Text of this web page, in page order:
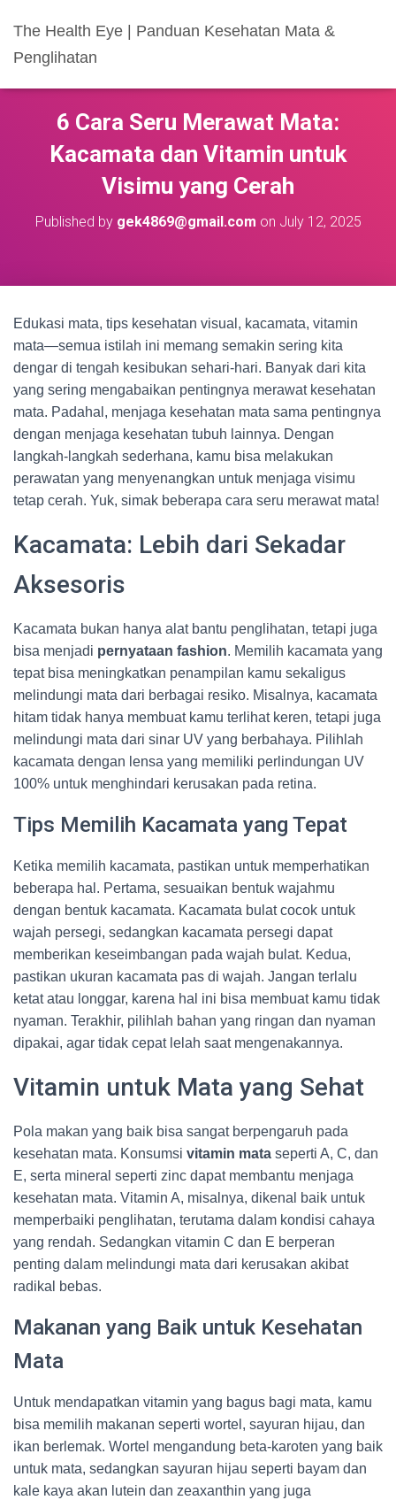
The Health Eye | Panduan Kesehatan Mata &
Penglihatan
6 Cara Seru Merawat Mata:
Kacamata dan Vitamin untuk
Visimu yang Cerah
Published by gek4869@gmail.com on July 12, 2025
Edukasi mata, tips kesehatan visual, kacamata, vitamin
mata—semua istilah ini memang semakin sering kita
dengar di tengah kesibukan sehari-hari. Banyak dari kita
yang sering mengabaikan pentingnya merawat kesehatan
mata. Padahal, menjaga kesehatan mata sama pentingnya
dengan menjaga kesehatan tubuh lainnya. Dengan
langkah-langkah sederhana, kamu bisa melakukan
perawatan yang menyenangkan untuk menjaga visimu
tetap cerah. Yuk, simak beberapa cara seru merawat mata!
Kacamata: Lebih dari Sekadar
Aksesoris
Kacamata bukan hanya alat bantu penglihatan, tetapi juga
bisa menjadi pernyataan fashion. Memilih kacamata yang
tepat bisa meningkatkan penampilan kamu sekaligus
melindungi mata dari berbagai resiko. Misalnya, kacamata
hitam tidak hanya membuat kamu terlihat keren, tetapi juga
melindungi mata dari sinar UV yang berbahaya. Pilihlah
kacamata dengan lensa yang memiliki perlindungan UV
100% untuk menghindari kerusakan pada retina.
Tips Memilih Kacamata yang Tepat
Ketika memilih kacamata, pastikan untuk memperhatikan
beberapa hal. Pertama, sesuaikan bentuk wajahmu
dengan bentuk kacamata. Kacamata bulat cocok untuk
wajah persegi, sedangkan kacamata persegi dapat
memberikan keseimbangan pada wajah bulat. Kedua,
pastikan ukuran kacamata pas di wajah. Jangan terlalu
ketat atau longgar, karena hal ini bisa membuat kamu tidak
nyaman. Terakhir, pilihlah bahan yang ringan dan nyaman
dipakai, agar tidak cepat lelah saat mengenakannya.
Vitamin untuk Mata yang Sehat
Pola makan yang baik bisa sangat berpengaruh pada
kesehatan mata. Konsumsi vitamin mata seperti A, C, dan
E, serta mineral seperti zinc dapat membantu menjaga
kesehatan mata. Vitamin A, misalnya, dikenal baik untuk
memperbaiki penglihatan, terutama dalam kondisi cahaya
yang rendah. Sedangkan vitamin C dan E berperan
penting dalam melindungi mata dari kerusakan akibat
radikal bebas.
Makanan yang Baik untuk Kesehatan
Mata
Untuk mendapatkan vitamin yang bagus bagi mata, kamu
bisa memilih makanan seperti wortel, sayuran hijau, dan
ikan berlemak. Wortel mengandung beta-karoten yang baik
untuk mata, sedangkan sayuran hijau seperti bayam dan
kale kaya akan lutein dan zeaxanthin yang juga